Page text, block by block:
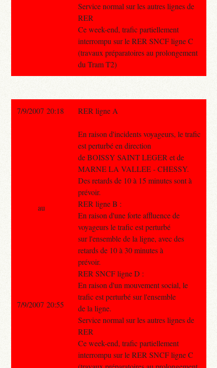
Service normal sur les autres lignes de
RER
Ce week-end, trafic partiellement
interrompu sur le RER SNCF ligne C
(travaux préparatoires au prolongement
du Tram T2)
7/9/2007 20:18 RER ligne A
En raison d'incidents voyageurs, le trafic
est perturbé en direction
de BOISSY SAINT LEGER et de
MARNE LA VALLEE - CHESSY.
Des retards de 10 à 15 minutes sont à
prévoir.
RER ligne B :
En raison d'une forte affluence de
voyageurs le trafic est perturbé
sur l'ensemble de la ligne, avec des
retards de 10 à 30 minutes à
prévoir.
RER SNCF ligne D :
En raison d'un mouvement social, le
trafic est perturbé sur l'ensemble
de la ligne.
Service normal sur les autres lignes de
RER
Ce week-end, trafic partiellement
interrompu sur le RER SNCF ligne C
au
7/9/2007 20:55